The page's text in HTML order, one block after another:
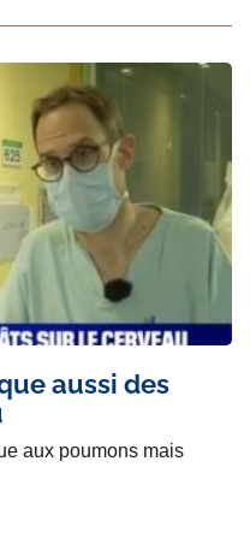
aussi des
aux poumons mais